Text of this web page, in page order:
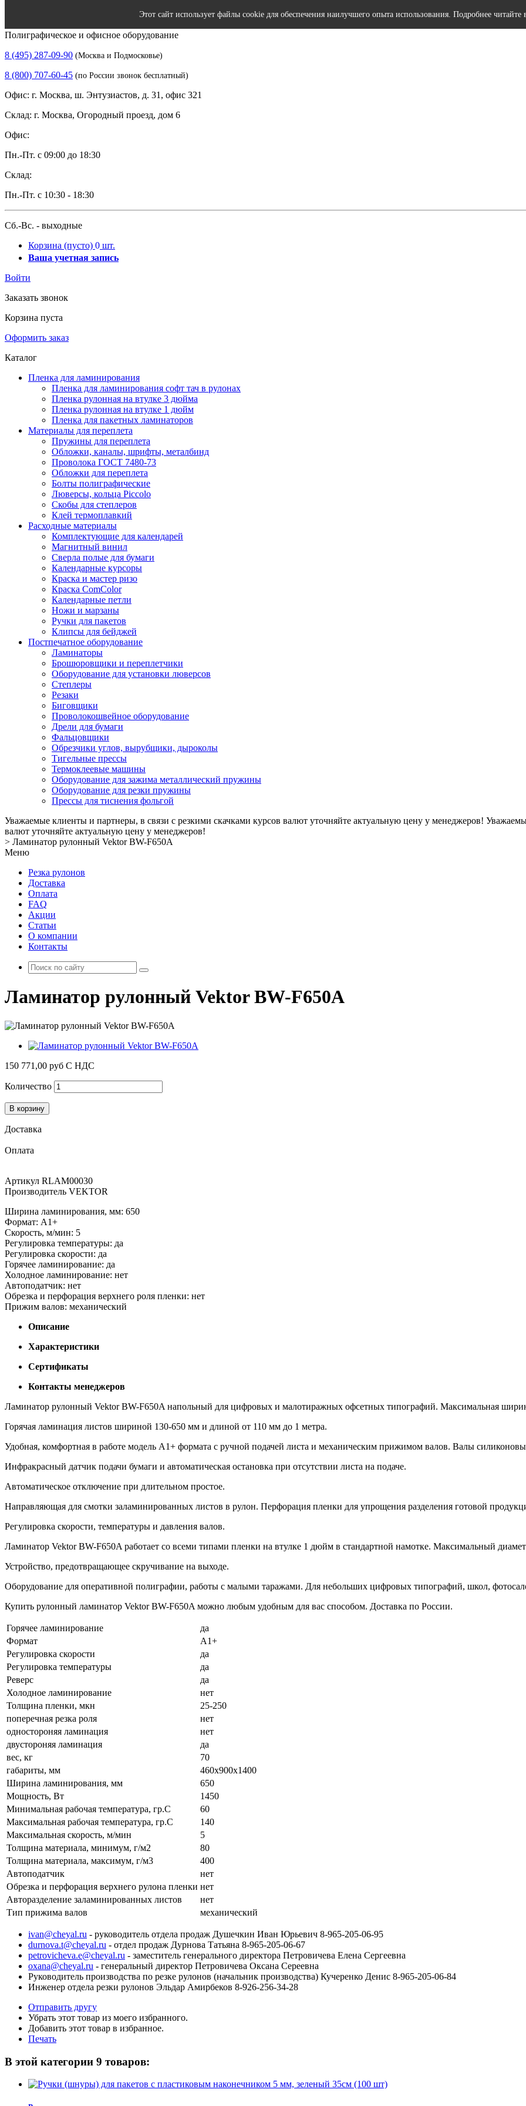
Полиграфическое и офисное оборудование
8 (495) 287-09-90 (Москва и Подмосковье)
8 (800) 707-60-45 (по России звонок бесплатный)
Офис: г. Москва, ш. Энтузиастов, д. 31, офис 321
Склад: г. Москва, Огородный проезд, дом 6
Офис:
Пн.-Пт. с 09:00 до 18:30
Склад:
Пн.-Пт. с 10:30 - 18:30
Сб.-Вс. - выходные
Корзина (пусто) 0 шт.
Ваша учетная запись
Войти
Заказать звонок
Корзина пуста
Оформить заказ
Каталог
Пленка для ламинирования
Пленка для ламинирования софт тач в рулонах
Пленка рулонная на втулке 3 дюйма
Пленка рулонная на втулке 1 дюйм
Пленка для пакетных ламинаторов
Материалы для переплета
Пружины для переплета
Обложки, каналы, шрифты, металбинд
Проволока ГОСТ 7480-73
Обложки для переплета
Болты полиграфические
Люверсы, кольца Piccolo
Скобы для степлеров
Клей термоплавкий
Расходные материалы
Комплектующие для календарей
Магнитный винил
Сверла полые для бумаги
Календарные курсоры
Краска и мастер ризо
Краска ComColor
Календарные петли
Ножи и марзаны
Ручки для пакетов
Клипсы для бейджей
Постпечатное оборудование
Ламинаторы
Брошюровщики и переплетчики
Оборудование для установки люверсов
Степлеры
Резаки
Биговщики
Проволокошвейное оборудование
Дрели для бумаги
Фальцовщики
Обрезчики углов, вырубщики, дыроколы
Тигельные прессы
Термоклеевые машины
Оборудование для зажима металлический пружины
Оборудование для резки пружины
Прессы для тиснения фольгой
Уважаемые клиенты и партнеры, в связи с резкими скачками курсов валют уточняйте актуальную цену у менеджеров!
валют уточняйте актуальную цену у менеджеров!
> Ламинатор рулонный Vektor BW-F650A
Меню
Резка рулонов
Доставка
Оплата
FAQ
Акции
Статьи
О компании
Контакты
Ламинатор рулонный Vektor BW-F650A
150 771,00 руб С НДС
Количество
В корзину
Доставка
Оплата
Артикул RLAM00030
Производитель VEKTOR
Ширина ламинирования, мм: 650
Формат: А1+
Скорость, м/мин: 5
Регулировка температуры: да
Регулировка скорости: да
Горячее ламинирование: да
Холодное ламинирование: нет
Автоподатчик: нет
Обрезка и перфорация верхнего роля пленки: нет
Прижим валов: механический
Описание
Характеристики
Сертификаты
Контакты менеджеров
Ламинатор рулонный Vektor BW-F650A напольный для цифровых и малотиражных офсетных типографий. Максимальная
Горячая ламинация листов шириной 130-650 мм и длиной от 110 мм до 1 метра.
Удобная, комфортная в работе модель А1+ формата с ручной подачей листа и механическим прижимом валов. Валы
Инфракрасный датчик подачи бумаги и автоматическая остановка при отсутствии листа на подаче.
Автоматическое отключение при длительном простое.
Направляющая для смотки заламинированных листов в рулон. Перфорация пленки для упрощения разделения готовой
Регулировка скорости, температуры и давления валов.
Ламинатор Vektor BW-F650A работает со всеми типами пленки на втулке 1 дюйм в стандартной намотке. Максимальный
Устройство, предотвращающее скручивание на выходе.
Оборудование для оперативной полиграфии, работы с малыми таражами. Для небольших цифровых типографий, школ,
Купить рулонный ламинатор Vektor BW-F650A можно любым удобным для вас способом. Доставка по России.
Горячее ламинирование
да
Формат
А1+
Регулировка скорости
да
Регулировка температуры
да
Реверс
да
Холодное ламинирование
нет
Толщина пленки, мкн
25-250
поперечная резка роля
нет
одностороняя ламинация
нет
двустороняя ламинация
да
вес, кг
70
габариты, мм
460х900х1400
Ширина ламинирования, мм
650
Мощность, Вт
1450
Минимальная рабочая температура, гр.С
60
Максимальная рабочая температура, гр.С
140
Максимальная скорость, м/мин
5
Толщина материала, минимум, г/м2
80
Толщина материала, максимум, г/м3
400
Автоподатчик
нет
Обрезка и перфорация верхнего рулона пленки нет
Авторазделение заламинированных листов
нет
Тип прижима валов
механический
ivan@cheyal.ru - руководитель отдела продаж Душечкин Иван Юрьевич 8-965-205-06-95
durnova.t@cheyal.ru - отдел продаж Дурнова Татьяна 8-965-205-06-67
petrovicheva.e@cheyal.ru - заместитель генерального директора Петровичева Елена Сергеевна
oxana@cheyal.ru - генеральный директор Петровичева Оксана Сереевна
Руководитель производства по резке рулонов (начальник производства) Кучеренко Денис 8-965-205-06-84
Инженер отдела резки рулонов Эльдар Амирбеков 8-926-256-34-28
Отправить другу
Убрать этот товар из моего избранного.
Добавить этот товар в избранное.
Печать
В этой категории 9 товаров:
Этот сайт использует файлы cookie для обеспечения наилучшего опыта использования. Подробнее читайте